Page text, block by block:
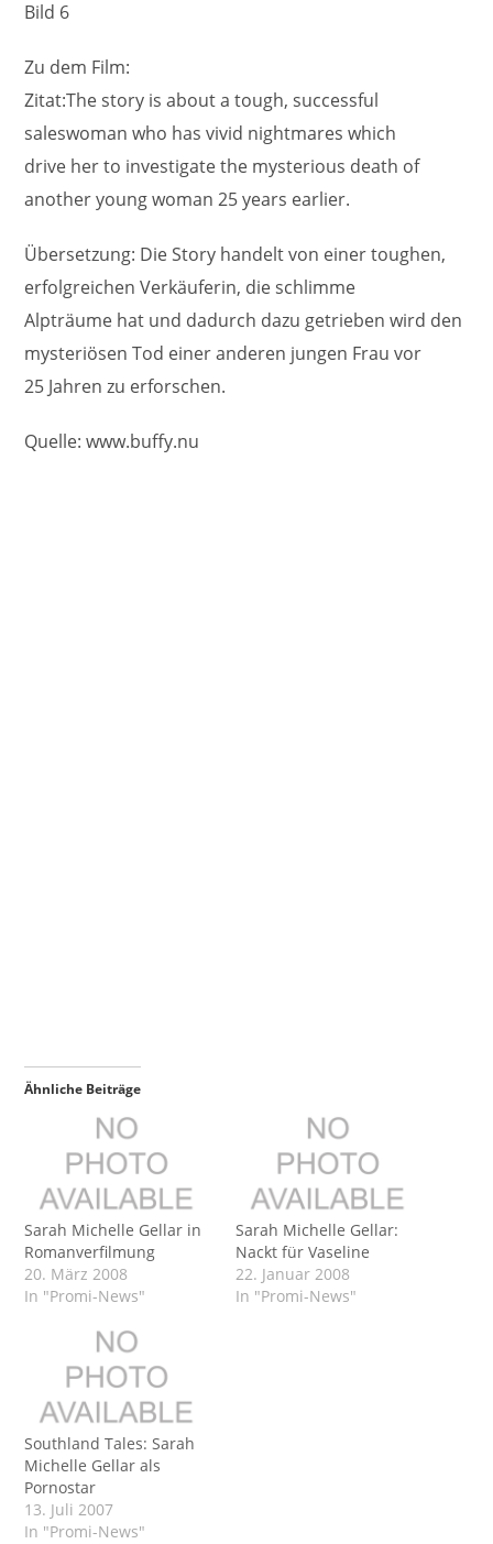
Bild 6
Zu dem Film:
Zitat:The story is about a tough, successful
saleswoman who has vivid nightmares which
drive her to investigate the mysterious death of
another young woman 25 years earlier.
Übersetzung: Die Story handelt von einer toughen,
erfolgreichen Verkäuferin, die schlimme
Alpträume hat und dadurch dazu getrieben wird den
mysteriösen Tod einer anderen jungen Frau vor
25 Jahren zu erforschen.
Quelle: www.buffy.nu
Ähnliche Beiträge
Sarah Michelle Gellar in
Romanverfilmung
20. März 2008
In "Promi-News"
Sarah Michelle Gellar:
Nackt für Vaseline
22. Januar 2008
In "Promi-News"
Southland Tales: Sarah
Michelle Gellar als
Pornostar
13. Juli 2007
In "Promi-News"